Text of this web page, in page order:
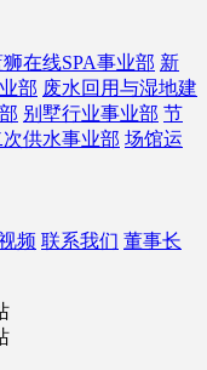
在线SPA事业部 新
部 废水回用与湿地建
别墅行业事业部 节
次供水事业部 场馆运
频 联系我们 董事长